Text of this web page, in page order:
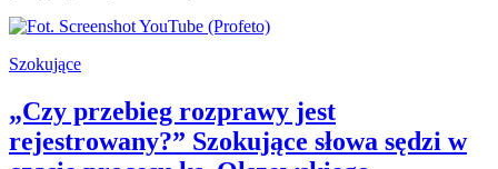
Szokujące
„Czy przebieg rozprawy jest
rejestrowany?” Szokujące słowa sędzi w